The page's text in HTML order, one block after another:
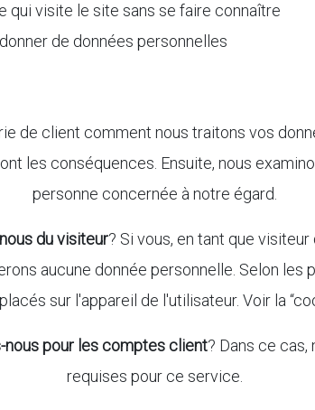
qui visite le site sans se faire connaître
de données personnelles
de client comment nous traitons vos
les conséquences. Ensuite, nous
personne concernée à notre égard.
du visiteur? Si vous, en tant que
aucune donnée personnelle. Selon les
sur l'appareil de l'utilisateur. Voir la
pour les comptes client? Dans ce cas,
requises pour ce service.